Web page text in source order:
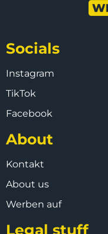
Socials
Instagram
TikTok
Facebook
About
Kontakt
About us
Werben auf
Legal stuff